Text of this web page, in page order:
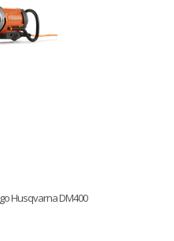
Husqvarna DM400